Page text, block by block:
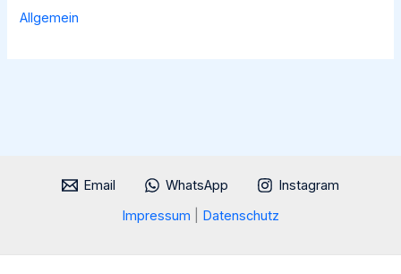
Obergärig:
Allgemein
Email WhatsApp
Instagram
Impressum
Datenschutz